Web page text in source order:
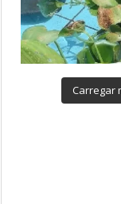
Carregar